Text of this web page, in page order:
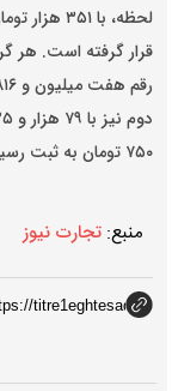
۷۵۰ تومان به ثبت رسیده است.
منبع: تجارت نیوز